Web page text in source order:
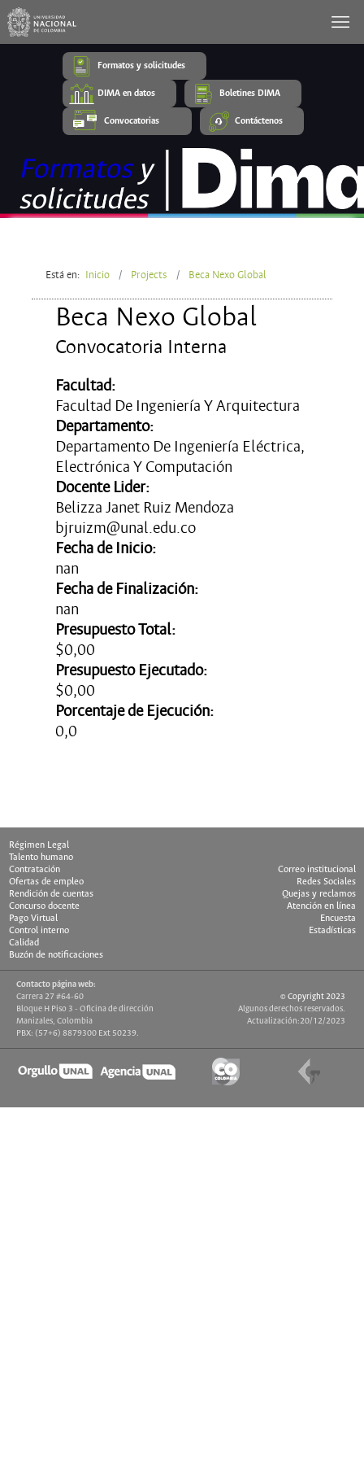
Formatos y solicitudes
DIMA en datos Boletines DIMA
Convocatorias Contáctenos
Está en: Inicio Projects Beca Nexo Global
Beca Nexo Global
Convocatoria Interna
Facultad:
Facultad De Ingeniería Y Arquitectura
Departamento:
Departamento De Ingeniería Eléctrica,
Electrónica Y Computación
Docente Lider:
Belizza Janet Ruiz Mendoza
bjruizm@unal.edu.co
Fecha de Inicio:
nan
Fecha de Finalización:
nan
Presupuesto Total:
$0,00
Presupuesto Ejecutado:
$0,00
Porcentaje de Ejecución:
0,0
Régimen Legal
Talento humano
Contratación
Ofertas de empleo
Rendición de cuentas
Concurso docente
Pago Virtual
Control interno
Calidad
Buzón de notificaciones
Correo institucional
Redes Sociales
Quejas y reclamos
Atención en línea
Encuesta
Estadísticas
Contacto página web:
Carrera 27 #64-60
Bloque H Piso 3 - Oficina de dirección
Manizales, Colombia
PBX: (57+6) 8879300 Ext 50239.
© Copyright 2023
Algunos derechos reservados.
Actualización:20/12/2023